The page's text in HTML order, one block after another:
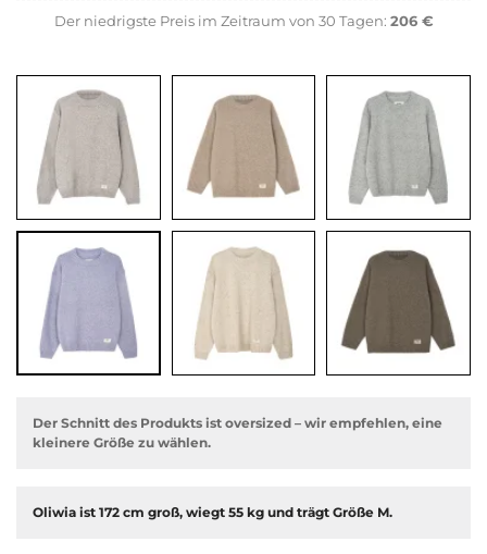
Der niedrigste Preis im Zeitraum von 30 Tagen: 206 €
Der Schnitt des Produkts ist oversized – wir empfehlen, eine
kleinere Größe zu wählen.
Oliwia ist 172 cm groß, wiegt 55 kg und trägt Größe M.